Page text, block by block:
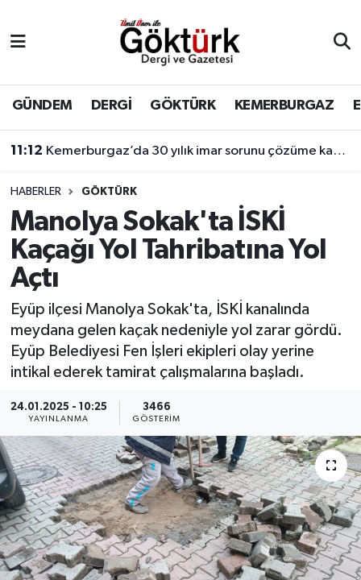
GÜNDEM DERGİ GÖKTÜRK KEMERBURGAZ
11:12 Kemerburgaz’da 30 yılık imar sorunu çözüme kavuşuyor
HABERLER GÖKTÜRK
Manolya Sokak'ta İSKİ
Kaçağı Yol Tahribatına Yol
Açtı
Eyüp ilçesi Manolya Sokak'ta, İSKİ kanalında
meydana gelen kaçak nedeniyle yol zarar gördü.
Eyüp Belediyesi Fen İşleri ekipleri olay yerine
intikal ederek tamirat çalışmalarına başladı.
24.01.2025 - 10:25
YAYINLANMA
3466
GÖSTERIM
BİLİM
DERGİ
DÜNYA
EĞİTİM
EKONOMİ
GÖKTÜRK
GÜNDEM
MAGAZİN
ÖZEL HABER
SAĞLIK
Eyüpsultan Hava Durumu
Eyüpsultan Trafik Yoğunluk Haritası
Süper Lig Puan Durumu ve Fikstür
Tüm Manşetler
Son Dakika Haberleri
Haber Arşivi